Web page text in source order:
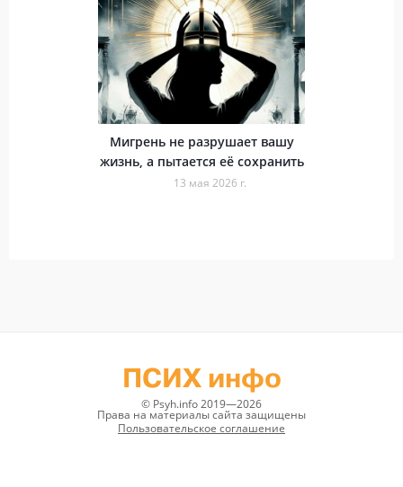
Мигрень не разрушает вашу
жизнь, а пытается её сохранить
13 мая 2026 г.
ПСИХ инфо
© Psyh.info 2019—2026
Права на материалы сайта защищены
Пользовательское соглашение